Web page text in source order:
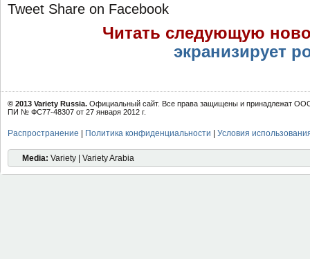
Tweet Share on Facebook
Читать следующую
экранизирует
© 2013 Variety Russia. Официальный сайт. Все права защищены и принадлежат
ПИ № ФС77-48307 от 27 января 2012 г.
Распространение Политика конфиденциальности Условия
Media: Variety | Variety Arabia